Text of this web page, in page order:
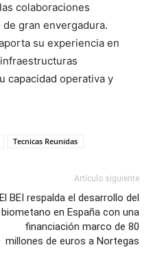
colaboraciones
gran envergadura.
su experiencia en
capacidad operativa y
Tecnicas Reunidas
Artículo siguiente
El BEI respalda el desarrollo del
biometano en España con una
financiación marco de 80
millones de euros a Nortegas